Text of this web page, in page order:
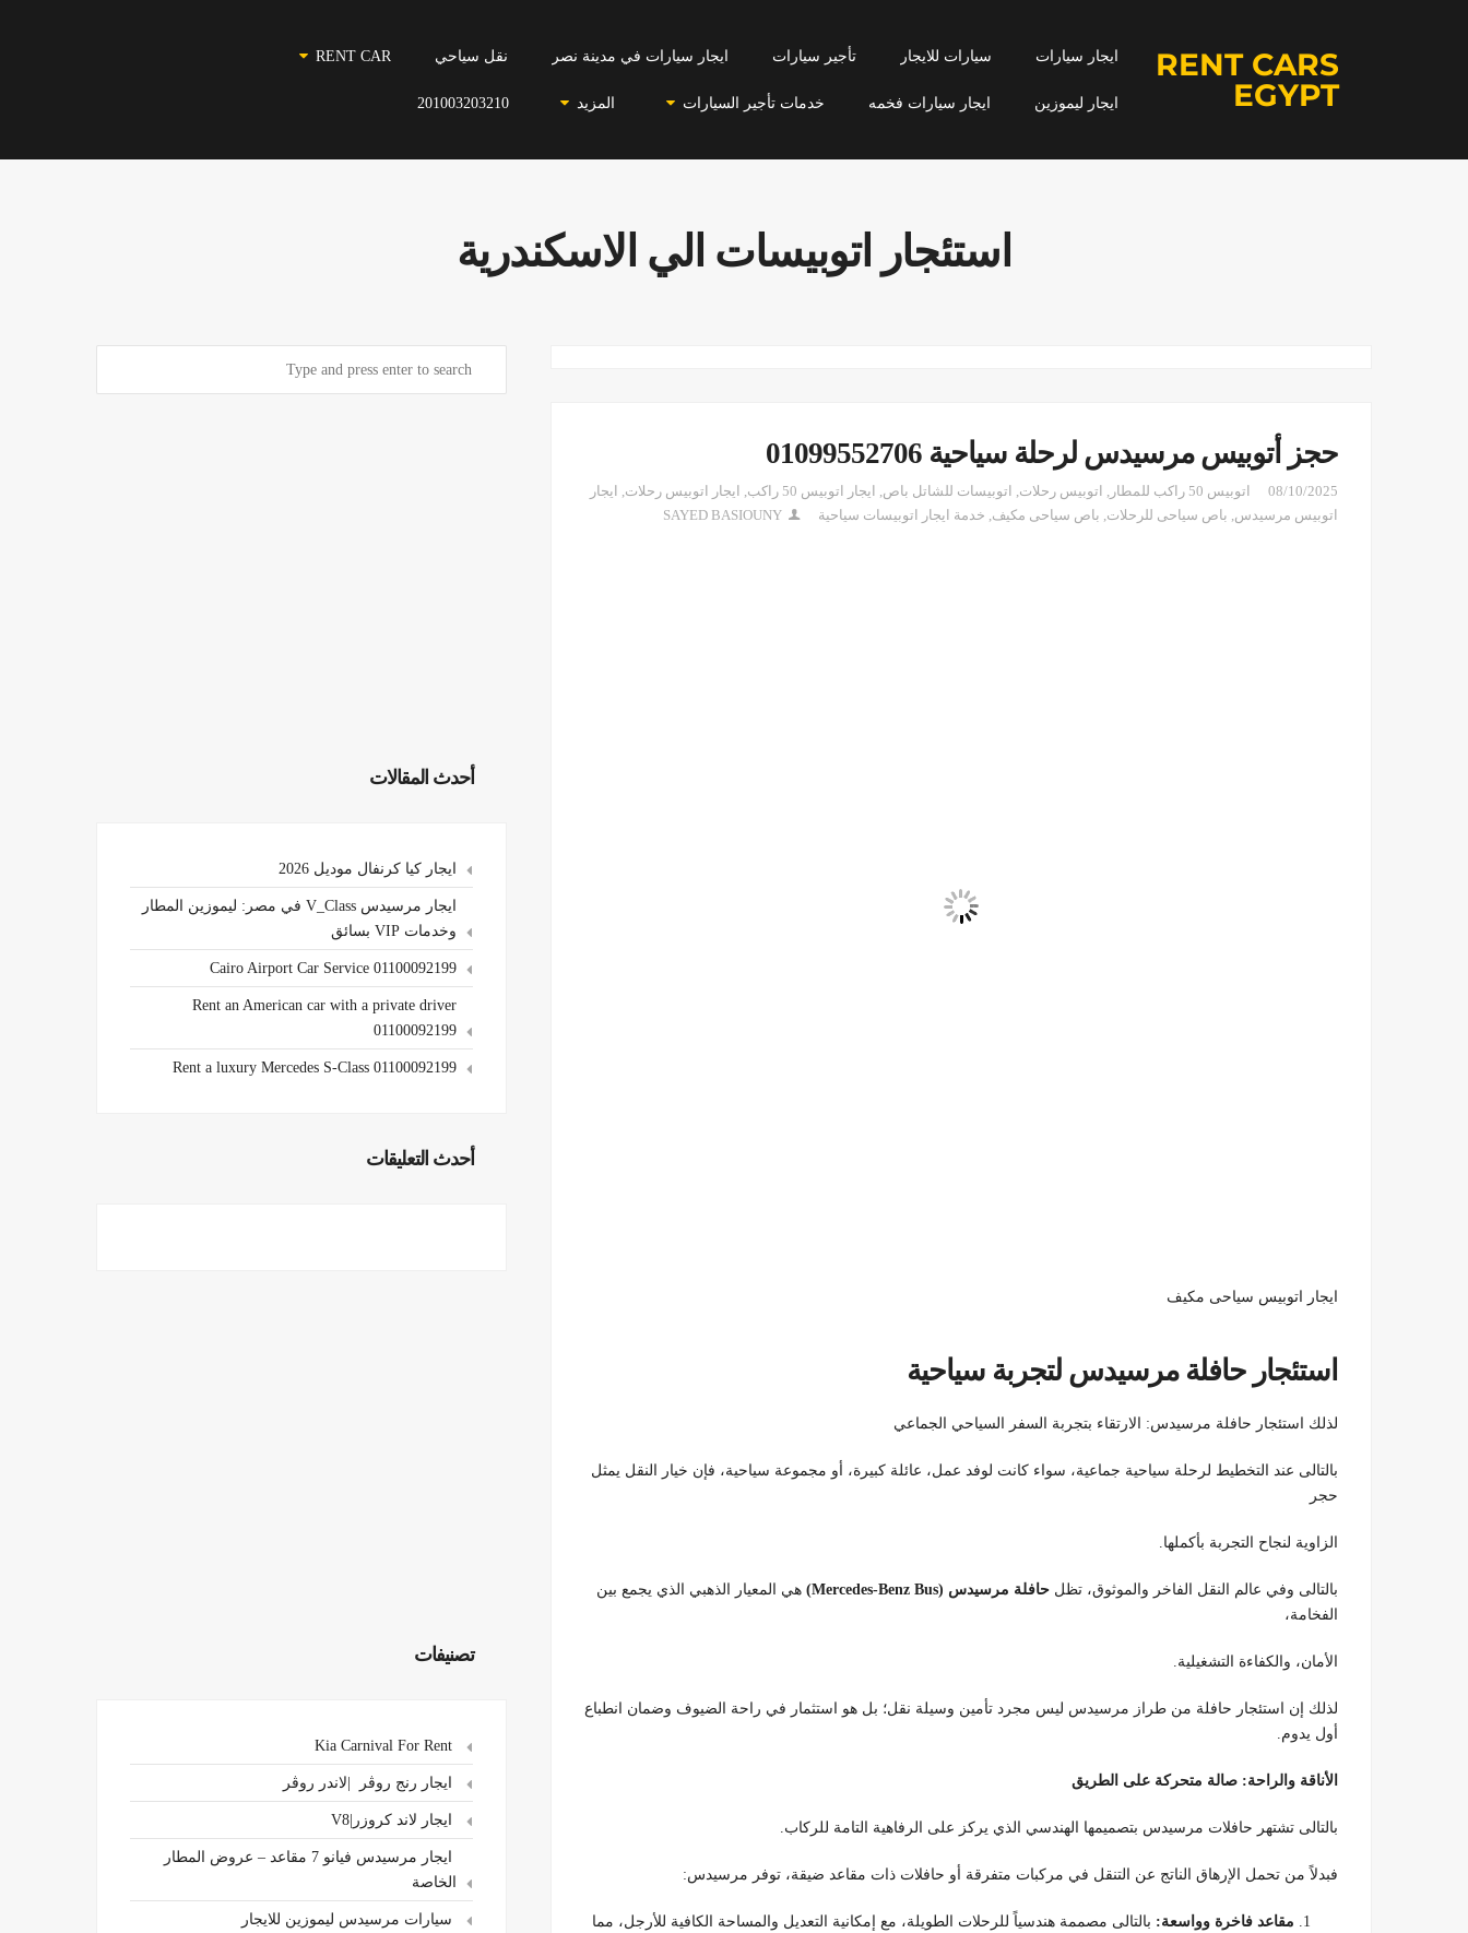
RENT CARS
EGYPT
ايجار سيارات سيارات للايجار تأجير سيارات ايجار سيارات في مدينة نصر نقل سياحي RENT CAR
ايجار ليموزين ايجار سيارات فخمه خدمات تأجير السيارات المزيد 201003203210
استئجار اتوبيسات الي الاسكندرية
حجز أتوبيس مرسيدس لرحلة سياحية 01099552706
08/10/2025 اتوبيس 50 راكب للمطار , اتوبيس رحلات, اتوبيسات للشاتل باص, ايجار اتوبيس 50 راكب , ايجار اتوبيس رحلات, ايجار
اتوبيس مرسيدس, باص سياحى للرحلات, باص سياحى مكيف, خدمة ايجار اتوبيسات سياحية SAYED BASIOUNY
ايجار اتوبيس سياحى مكيف
استئجار حافلة مرسيدس لتجربة سياحية
لذلك استئجار حافلة مرسيدس: الارتقاء بتجربة السفر السياحي الجماعي
بالتالى عند التخطيط لرحلة سياحية جماعية، سواء كانت لوفد عمل، عائلة كبيرة، أو مجموعة سياحية، فإن خيار النقل يمثل
حجر
الزاوية لنجاح التجربة بأكملها.
بالتالى وفي عالم النقل الفاخر والموثوق، تظل حافلة مرسيدس (Mercedes-Benz Bus)
هي المعيار الذهبي الذي يجمع بين
الفخامة،
الأمان، والكفاءة التشغيلية.
لذلك إن استئجار حافلة من طراز مرسيدس ليس مجرد تأمين وسيلة نقل؛ بل هو استثمار في راحة الضيوف وضمان انطباع
أول يدوم.
الأناقة والراحة: صالة متحركة على الطريق
بالتالى تشتهر حافلات مرسيدس بتصميمها الهندسي الذي يركز على الرفاهية التامة للركاب.
فبدلاً من تحمل الإرهاق الناتج عن التنقل في مركبات متفرقة أو حافلات ذات مقاعد ضيقة، توفر مرسيدس:
مقاعد فاخرة وواسعة: بالتالى مصممة هندسياً للرحلات الطويلة، مع إمكانية التعديل والمساحة الكافية للأرجل، مما
أحدث المقالات
ايجار كيا كرنفال موديل 2026
ايجار مرسيدس V_Class في مصر: ليموزين المطار
وخدمات VIP بسائق
Cairo Airport Car Service 01100092199
Rent an American car with a private driver
01100092199
Rent a luxury Mercedes S-Class 01100092199
أحدث التعليقات
تصنيفات
ايجار رنج روڤر |لاندر روڤر
ايجار لاند كروزر|V8
ايجار مرسيدس فيانو 7 مقاعد – عروض المطار
الخاصة
سيارات مرسيدس ليموزين للايجار